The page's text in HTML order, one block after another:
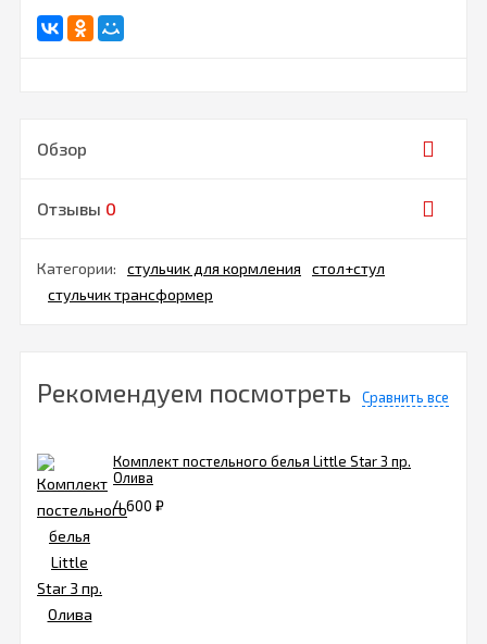
Обзор
Отзывы 0
Категории: стульчик для кормления
стол+стул
стульчик трансформер
Рекомендуем посмотреть Сравнить все
Комплект постельного белья Little Star 3 пр.
Олива
4 600 ₽